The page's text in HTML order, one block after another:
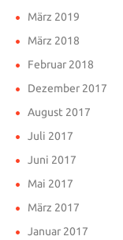
März 2019
März 2018
Februar 2018
Dezember 2017
August 2017
Juli 2017
Juni 2017
Mai 2017
März 2017
Januar 2017